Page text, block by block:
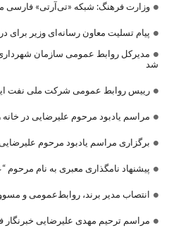
وزارت فرهنگ: شبکه «تی‌آرتی» فارسی
پیام تسلیت معاون رسانه‌ای وزیر برای
مدیرکل روابط عمومی سازمان
شد
رییس روابط عمومی شرکت ملی نفت
مراسم یادبود مرحوم علیرضایی در خانه
برگزاری مراسم یادبود مرحوم علیرضایی
پیشنهاد نامگذاری معبری به نام مرحوم
انتصاب مدیر برند، روابط‌عمومی و
مراسم ترحیم مهدی علیرضایی خبرنگار